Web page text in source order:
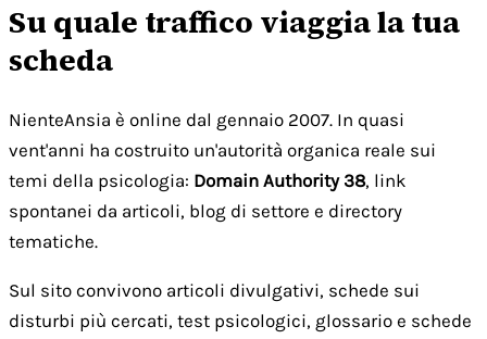
Su quale traffico viaggia la tua
scheda
NienteAnsia è online dal gennaio 2007. In quasi
vent'anni ha costruito un'autorità organica reale sui
temi della psicologia: Domain Authority 38, link
spontanei da articoli, blog di settore e directory
tematiche.
Sul sito convivono articoli divulgativi, schede sui
disturbi più cercati, test psicologici, glossario e schede